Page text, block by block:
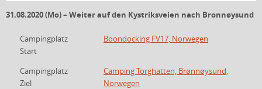
31.08.2020 (Mo) – Weiter auf den Kystriksveien nach Bronnøysund
Campingplatz
Start
Boondocking FV17, Norwegen
Campingplatz
Ziel
Camping Torghatten, Brønnøysund,
Norwegen